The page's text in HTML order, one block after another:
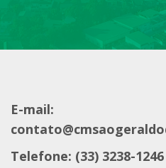
E-mail:
Telefone: (33) 3238-1246